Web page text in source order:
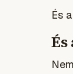
És